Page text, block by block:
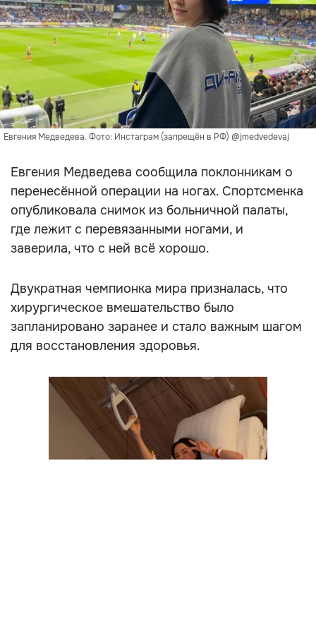
Евгения Медведева. Фото: Инстаграм (запрещён в РФ) @jmedvedevaj
Евгения Медведева сообщила поклонникам о
перенесённой операции на ногах. Спортсменка
опубликовала снимок из больничной палаты,
где лежит с перевязанными ногами, и
заверила, что с ней всё хорошо.
Двукратная чемпионка мира призналась, что
хирургическое вмешательство было
запланировано заранее и стало важным шагом
для восстановления здоровья.